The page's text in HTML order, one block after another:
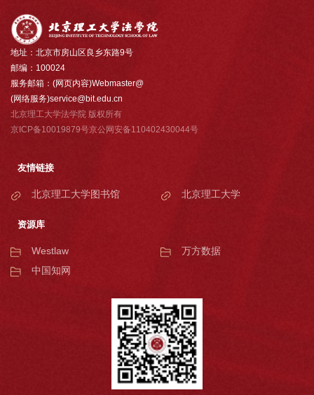
地址：北京市房山区良乡东路9号
邮编：100024
服务邮箱：(网页内容)Webmaster@
(网络服务)service@bit.edu.cn
北京理工大学法学院 版权所有
京ICP备10019879号京公网安备110402430044号
友情链接
北京理工大学图书馆 北京理工大学
资源库
Westlaw
万方数据
中国知网